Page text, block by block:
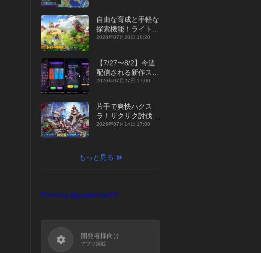
自由な育成と手軽な
探索機能！ライトカ
ジュアルMMORPG
征』【最新作PICKU
P】
2026年07月28日 18:20
【7/27〜8/2】今週
配信される新作スマ
ホゲームをまとめて
年】
2026年07月27日 17:00
片手で爽快ハクス
ラ！ザクザク討伐し
て神装備を集める放
【最新作PICKUP】
2026年07月14日 17:00
もっと見る
Posts by @yoyakutop10
開発者様向け
アプリ掲載